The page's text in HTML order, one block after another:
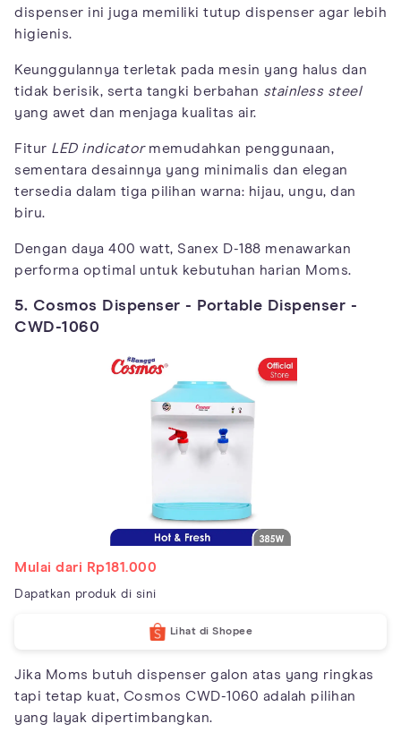
dispenser ini juga memiliki tutup dispenser agar lebih
higienis.
Keunggulannya terletak pada mesin yang halus dan
tidak berisik, serta tangki berbahan stainless steel
yang awet dan menjaga kualitas air.
Fitur LED indicatormemudahkan penggunaan,
sementara desainnya yang minimalis dan elegan
tersedia dalam tiga pilihan warna: hijau, ungu, dan
biru.
Dengan daya 400 watt, Sanex D-188 menawarkan
performa optimal untuk kebutuhan harian Moms.
5. Cosmos Dispenser - Portable Dispenser -
CWD-1060
Mulai dari Rp181.000
Dapatkan produk di sini
Lihat di Shopee
Jika Moms butuh dispenser galon atas yang ringkas
tapi tetap kuat, Cosmos CWD-1060 adalah pilihan
yang layak dipertimbangkan.